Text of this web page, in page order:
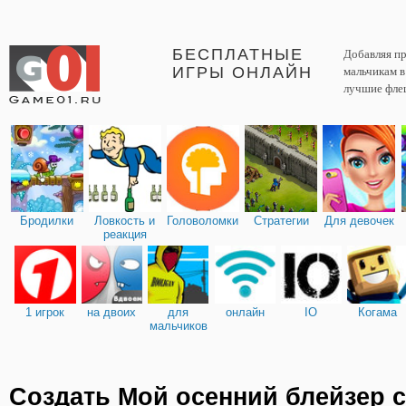
БЕСПЛАТНЫЕ
ИГРЫ ОНЛАЙН
Добавляя
мальчикам
лучшие
Бродилки
Ловкость и
реакция
Головоломки Стратегии Для девочек
1 игрок на двоих
для
мальчиков
онлайн IO Когама
Создать Мой осенний блейзер